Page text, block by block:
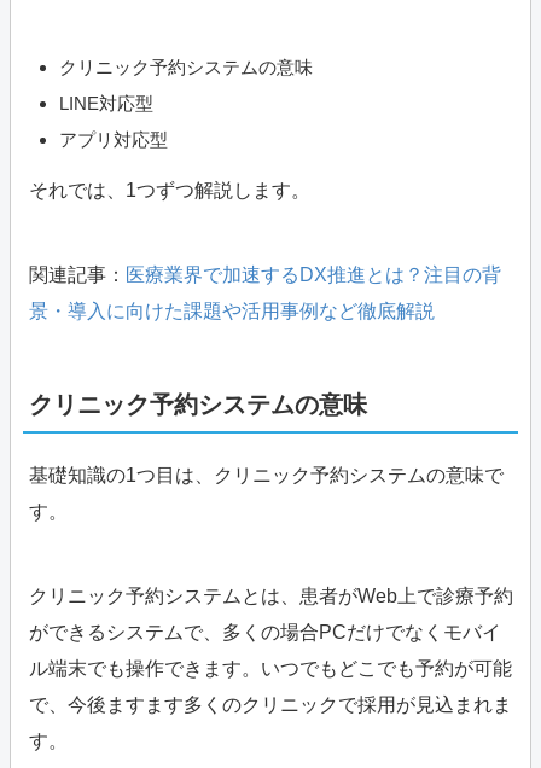
クリニック予約システムの意味
LINE対応型
アプリ対応型
それでは、1つずつ解説します。
関連記事： 医療業界で加速するDX推進とは？注目の背
景・導入に向けた課題や活用事例など徹底解説
クリニック予約システムの意味
基礎知識の1つ目は、クリニック予約システムの意味で
す。
クリニック予約システムとは、患者がWeb上で診療予約
ができるシステムで、多くの場合PCだけでなくモバイ
ル端末でも操作できます。いつでもどこでも予約が可能
で、今後ますます多くのクリニックで採用が見込まれま
す。